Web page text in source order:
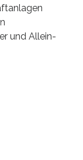
und Allein-